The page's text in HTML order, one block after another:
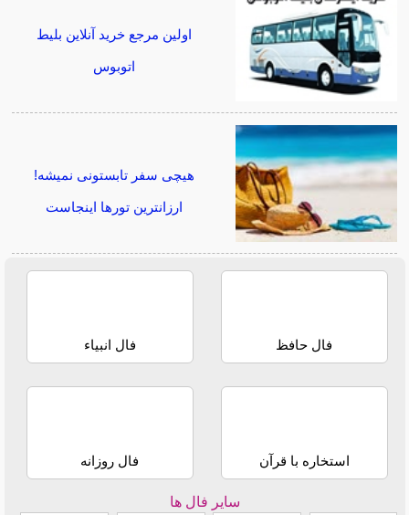
اولین مرجع خرید آنلاین بلیط
اتوبوس
هیچی سفر تابستونی نمیشه!
ارزانترین تورها اینجاست
فال حافظ فال انبیاء
استخاره با قرآن فال روزانه
سایر فال ها